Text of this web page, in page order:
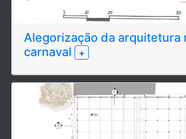
Alegorização da arquitetura
carnaval
+